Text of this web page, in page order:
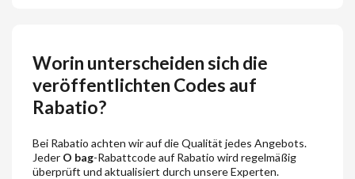
Worin unterscheiden sich die
veröffentlichten Codes auf
Rabatio?
Bei Rabatio achten wir auf die Qualität jedes Angebots.
Jeder O bag-Rabattcode auf Rabatio wird regelmäßig
überprüft und aktualisiert durch unsere Experten.